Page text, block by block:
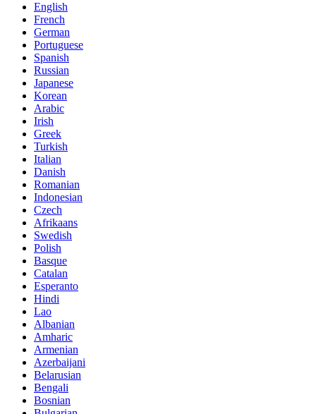
English
French
German
Portuguese
Spanish
Russian
Japanese
Korean
Arabic
Irish
Greek
Turkish
Italian
Danish
Romanian
Indonesian
Czech
Afrikaans
Swedish
Polish
Basque
Catalan
Esperanto
Hindi
Lao
Albanian
Amharic
Armenian
Azerbaijani
Belarusian
Bengali
Bosnian